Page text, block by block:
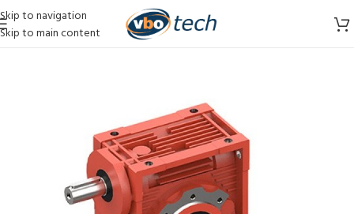
Skip to navigation
Skip to main content